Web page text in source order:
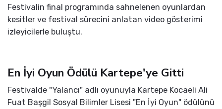
Festivalin final programında sahnelenen oyunlardan
kesitler ve festival sürecini anlatan video gösterimi
izleyicilerle buluştu.
En İyi Oyun Ödülü Kartepe'ye Gitti
Festivalde "Yalancı" adlı oyunuyla Kartepe Kocaeli Ali
Fuat Başgil Sosyal Bilimler Lisesi "En İyi Oyun" ödülünü